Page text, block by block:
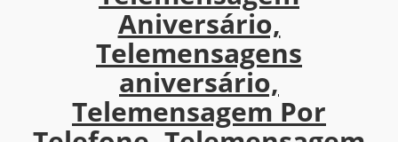
Aniversário,
Telemensagens
aniversário,
Telemensagem Por